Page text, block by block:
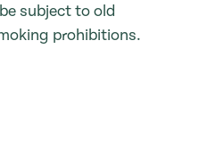
subject to old
prohibitions.